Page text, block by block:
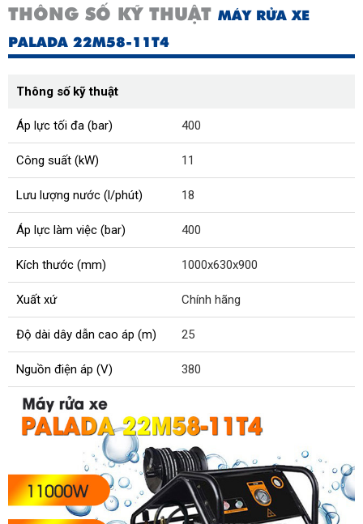
THÔNG SỐ KỸ THUẬT MÁY RỬA XE
PALADA 22M58-11T4
Thông số kỹ thuật
Áp lực tối đa (bar) 400
Công suất (kW) 11
Lưu lượng nước (l/phút) 18
Áp lực làm việc (bar) 400
Kích thước (mm) 1000x630x900
Xuất xứ Chính hãng
Độ dài dây dẫn cao áp (m) 25
Nguồn điện áp (V) 380